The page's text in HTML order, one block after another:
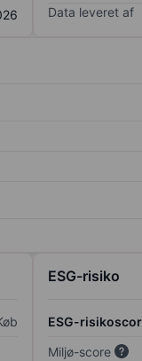
Data leveret af
ESG-risiko
ESG-
Miljø-score